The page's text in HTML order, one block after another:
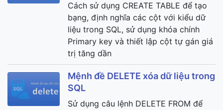
Cách sử dụng CREATE TABLE để tạo
bạng, định nghĩa các cột với kiểu dữ
liệu trong SQL, sử dụng khóa chính
Primary key và thiết lập cột tự gán giá
trị tăng dần
Mệnh đề DELETE xóa dữ liệu trong
SQL
Sử dụng câu lệnh DELETE FROM để